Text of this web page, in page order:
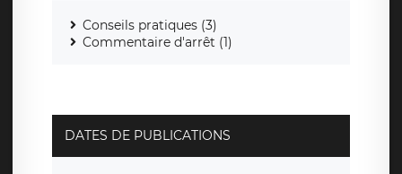
Conseils pratiques (3)
Commentaire d'arrêt (1)
DATES DE PUBLICATIONS